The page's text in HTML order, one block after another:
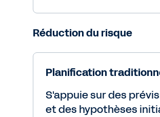
Réduction du risque
Planification
S'appuie sur des
et des hypothèses